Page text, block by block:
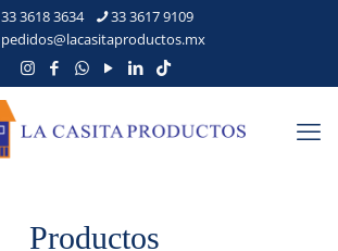
33 3618 3634
33 3617 9109
pedidos@lacasitaproductos.mx
Productos